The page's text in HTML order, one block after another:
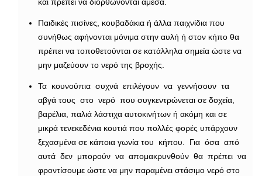
και πρέπει να διορθώνονται άμεσα.
Παιδικές πισίνες, κουβαδάκια ή άλλα παιχνίδια που
συνήθως αφήνονται μόνιμα στην αυλή ή στον κήπο θα
πρέπει να τοποθετούνται σε κατάλληλα σημεία ώστε να
μην μαζεύουν το νερό της βροχής.
Τα κουνούπια συχνά επιλέγουν να γεννήσουν τα
αβγά τους στο νερό που συγκεντρώνεται σε δοχεία,
βαρέλια, παλιά λάστιχα αυτοκινήτων ή ακόμη και σε
μικρά τενεκεδένια κουτιά που πολλές φορές υπάρχουν
ξεχασμένα σε κάποια γωνία του κήπου. Για όσα από
αυτά δεν μπορούν να απομακρυνθούν θα πρέπει να
φροντίσουμε ώστε να μην παραμένει στάσιμο νερό στο